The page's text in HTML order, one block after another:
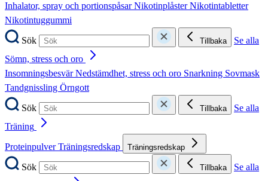
Inhalator, spray och portionspåsarNikotinplåsterNikotintabletter
Nikotintuggummi
Sök
Tillbaka
Se alla
Sömn, stress och oro
InsomningsbesvärNedstämdhet, stress och oro Snarkning Sovmask
Tandgnissling Örngott
Sök
Tillbaka
Se alla
Träning
ProteinpulverTräningsredskap Träningsredskap
Sök Tillbaka
Se alla